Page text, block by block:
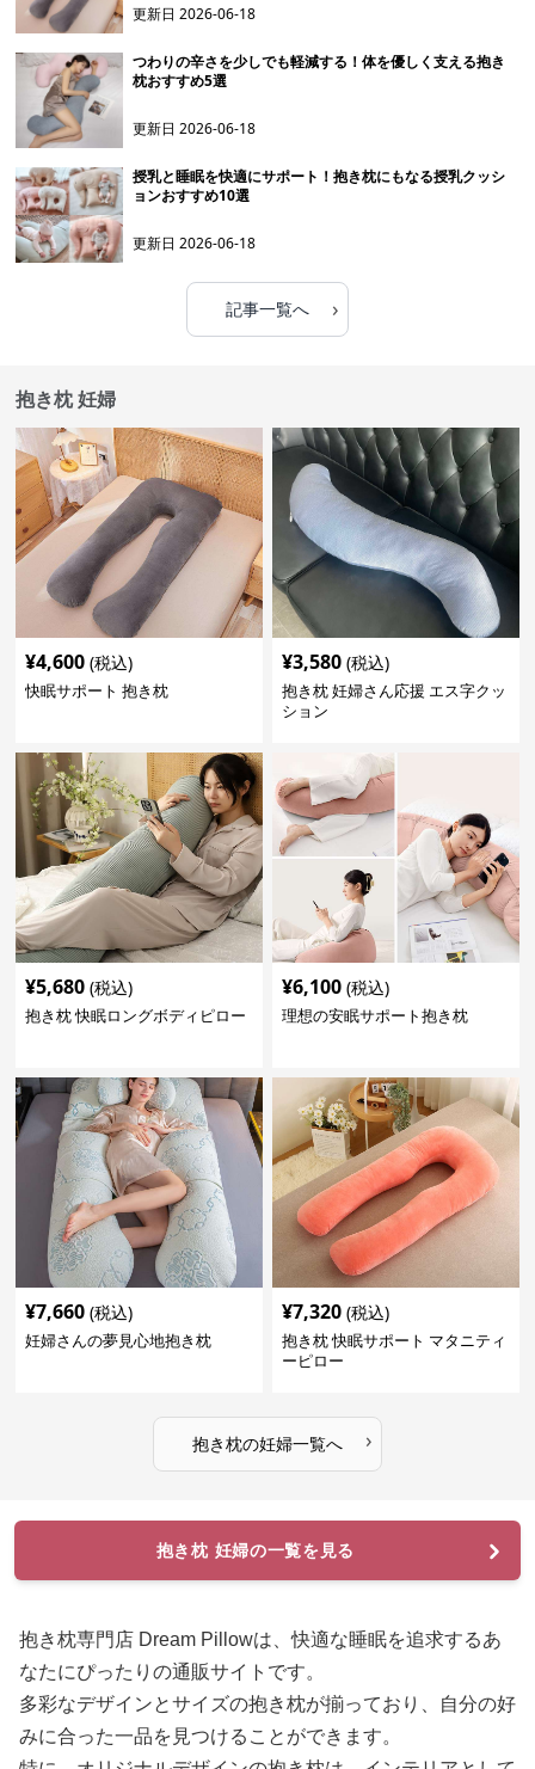
更新日2026-06-18
つわりの辛さを少しでも軽減する！体を優しく支える抱き
枕おすすめ5選
更新日2026-06-18
授乳と睡眠を快適にサポート！抱き枕にもなる授乳クッシ
ョンおすすめ10選
更新日2026-06-18
記事一覧へ ›
抱き枕 妊婦
¥4,600 (税込)
快眠サポート 抱き枕
¥3,580 (税込)
抱き枕 妊婦さん応援 エス字クッ
ション
¥5,680 (税込)
抱き枕 快眠ロングボディピロー
¥6,100 (税込)
理想の安眠サポート抱き枕
¥7,660 (税込)
妊婦さんの夢見心地抱き枕
¥7,320 (税込)
抱き枕 快眠サポート マタニティ
ーピロー
抱き枕の妊婦一覧へ ›
抱き枕 妊婦の一覧を見る
抱き枕専門店 Dream Pillowは、快適な睡眠を追求するあ
なたにぴったりの通販サイトです。
多彩なデザインとサイズの抱き枕が揃っており、自分の好
みに合った一品を見つけることができます。